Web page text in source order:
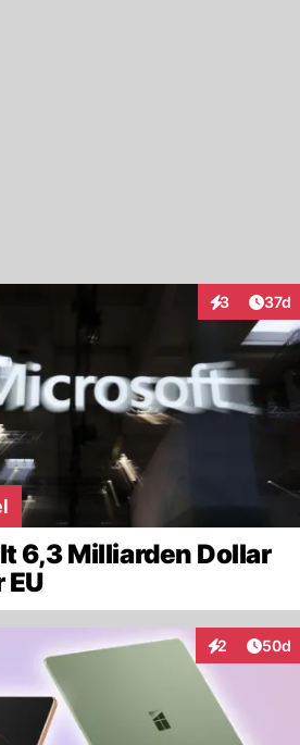
3
Interaktionen
37d
6,3 Milliarden Dollar
2
Interaktionen
50d